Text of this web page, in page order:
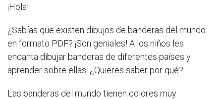
¡Hola!
¿Sabías que existen dibujos de banderas del mundo
en formato PDF? ¡Son geniales! A los niños les
encanta dibujar banderas de diferentes países y
aprender sobre ellas. ¿Quieres saber por qué?
Las banderas del mundo tienen colores muy